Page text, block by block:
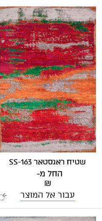
שטיח ראגסטאר SS-163
החל מ-
₪
עבור אל המוצר